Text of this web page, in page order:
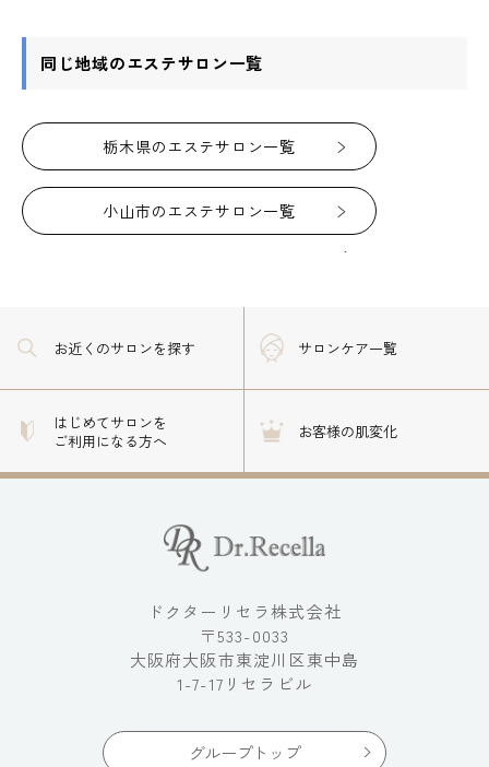
同じ地域のエステサロン一覧
栃木県のエステサロン一覧
小山市のエステサロン一覧
お近くのサロンを探す サロンケア一覧
はじめてサロンを
ご利用になる方へ
お客様の肌変化
ドクターリセラ株式会社
〒533-0033
大阪府大阪市東淀川区東中島
1-7-17リセラビル
グループトップ